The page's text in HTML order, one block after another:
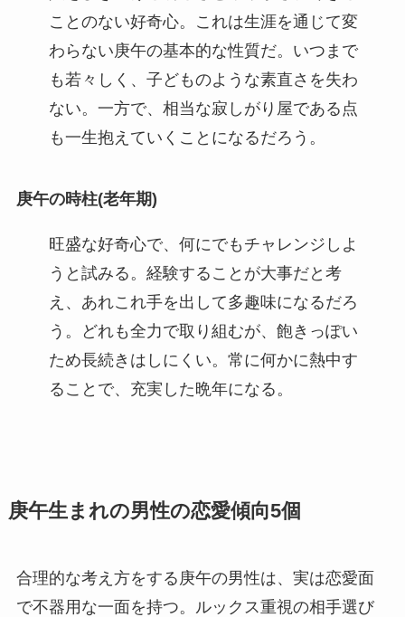
ことのない好奇心。これは生涯を通じて変
わらない庚午の基本的な性質だ。いつまで
も若々しく、子どものような素直さを失わ
ない。一方で、相当な寂しがり屋である点
も一生抱えていくことになるだろう。
庚午の時柱(老年期)
旺盛な好奇心で、何にでもチャレンジしよ
うと試みる。経験することが大事だと考
え、あれこれ手を出して多趣味になるだろ
う。どれも全力で取り組むが、飽きっぽい
ため長続きはしにくい。常に何かに熱中す
ることで、充実した晩年になる。
庚午生まれの男性の恋愛傾向5個
合理的な考え方をする庚午の男性は、実は恋愛面
で不器用な一面を持つ。ルックス重視の相手選び